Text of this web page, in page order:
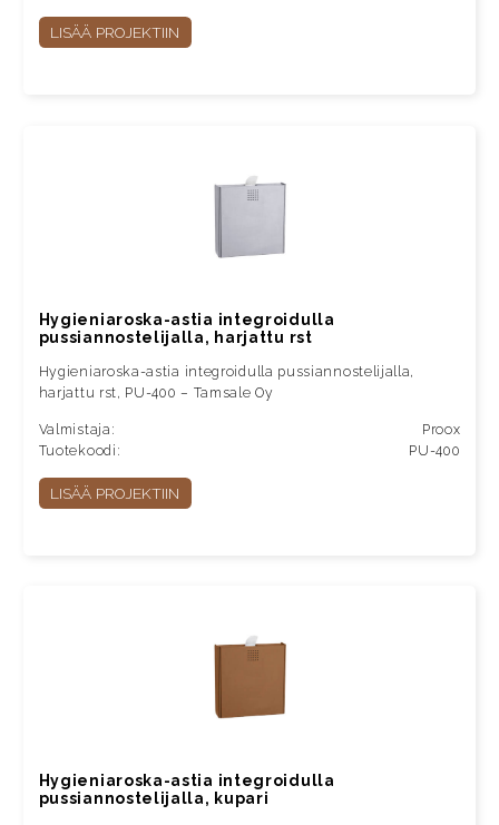
LISÄÄ PROJEKTIIN
Hygieniaroska-astia integroidulla
pussiannostelijalla, harjattu rst
Hygieniaroska-astia integroidulla pussiannostelijalla,
harjattu rst, PU-400 – Tamsale Oy
Valmistaja:
Proox
Tuotekoodi:
PU-400
LISÄÄ PROJEKTIIN
Hygieniaroska-astia integroidulla
pussiannostelijalla, kupari